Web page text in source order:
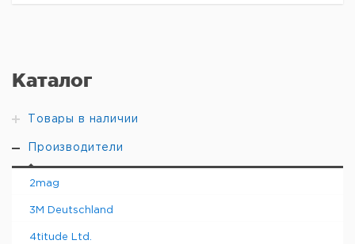
Каталог
Товары в наличии
Производители
2mag
3M Deutschland
4titude Ltd.